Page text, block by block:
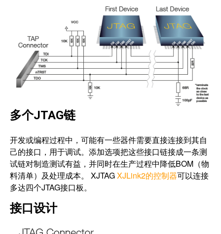
多个JTAG链
开发或编程过程中，可能有一些器件需要直接连接到其自
己的接口，用于调试。添加选项把这些接口链接成一条测
试链对制造测试有益，并同时在生产过程中降低BOM（物
料清单）及处理成本。 XJTAGXJLink2的控制器可以连接
多达四个JTAG接口板。
接口设计